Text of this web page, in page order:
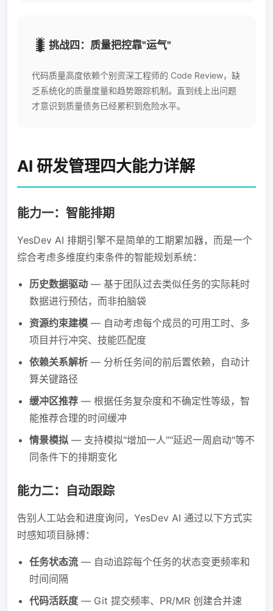
🐛 挑战四：质量把控靠"运气"
代码质量高度依赖个别资深工程师的 Code Review，缺
乏系统化的质量度量和趋势跟踪机制。直到线上出问题
才意识到质量债务已经累积到危险水平。
AI 研发管理四大能力详解
能力一：智能排期
YesDev AI 排期引擎不是简单的工期累加器，而是一个
综合考虑多维度约束条件的智能规划系统：
历史数据驱动 — 基于团队过去类似任务的实际耗时
数据进行预估，而非拍脑袋
资源约束建模 — 自动考虑每个成员的可用工时、多
项目并行冲突、技能匹配度
依赖关系解析 — 分析任务间的前后置依赖，自动计
算关键路径
缓冲区推荐 — 根据任务复杂度和不确定性等级，智
能推荐合理的时间缓冲
情景模拟 — 支持模拟"增加一人""延迟一周启动"等不
同条件下的排期变化
能力二：自动跟踪
告别人工站会和进度询问，YesDev AI 通过以下方式实
时感知项目脉搏：
任务状态流 — 自动追踪每个任务的状态变更频率和
时间间隔
代码活跃度 — Git 提交频率、PR/MR 创建合并速